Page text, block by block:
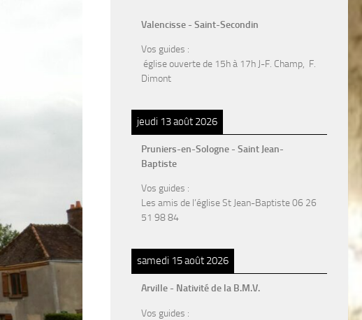
Valencisse - Saint-Secondin
Vos guides :
église ouverte de 15h à 17h J-F. Champ, F.
Dimont
jeudi 13 août 2026
Pruniers-en-Sologne - Saint Jean-
Baptiste
Vos guides :
Les amis de l’église St Jean-Baptiste 06 26
51 98 84
samedi 15 août 2026
Arville - Nativité de la B.M.V.
Vos guides :